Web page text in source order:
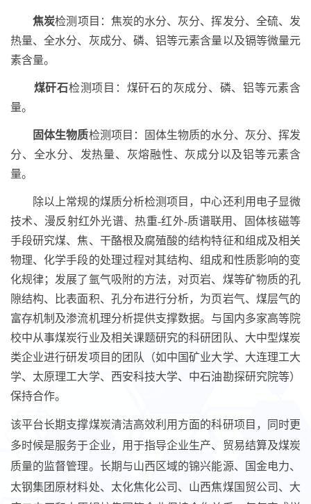
焦炭检测项目：焦炭的水分、灰分、挥发分、全硫、发
热量、全水分、灰成分、磷、铝等元素含量以及镉等微量元
素含量。
煤矸石检测项目： 煤矸石的灰成分、磷、铝等元素含
量。
固体生物质检测项目：固体生物质的水分、灰分、挥发
分、全水分、发热量、灰熔融性、灰成分以及铝等元素含
量。
除以上常规的煤质分析检测项目，中心还利用电子显微
技术、漫反射红外光谱、热重-红外-质谱联用、固体核磁等
手段研究煤、焦、干酪根及腐殖酸的结构特征和组成及相关
物理、化学手段的处理过程对其结构、组成和性质影响的变
化规律；发展了氩气吸附的方法，对页岩、煤等矿物质的孔
隙结构、比表面积、孔分布进行分析，为页岩气、煤层气的
富存机制及渗流机理分析提供支撑数据。与国内多家高等院
校中从事煤炭行业及相关课题研究的科研团队、大中型煤炭
类企业进行研发项目的团队（如中国矿业大学、大连理工大
学、太原理工大学、西安科技大学、中石油勘探研究院等）
保持合作。
该平台长期支撑煤炭清洁高效利用方面的科研项目，同时更
多时候是服务于企业，用于指导企业生产、贸易结算及煤炭
质量的监督管理。长期与山西区域的锦兴能源、国金电力、
太钢集团原材料处、太化焦化公司、山西焦煤国贸公司、大